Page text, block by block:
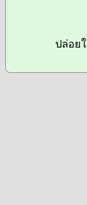
ปล่อย